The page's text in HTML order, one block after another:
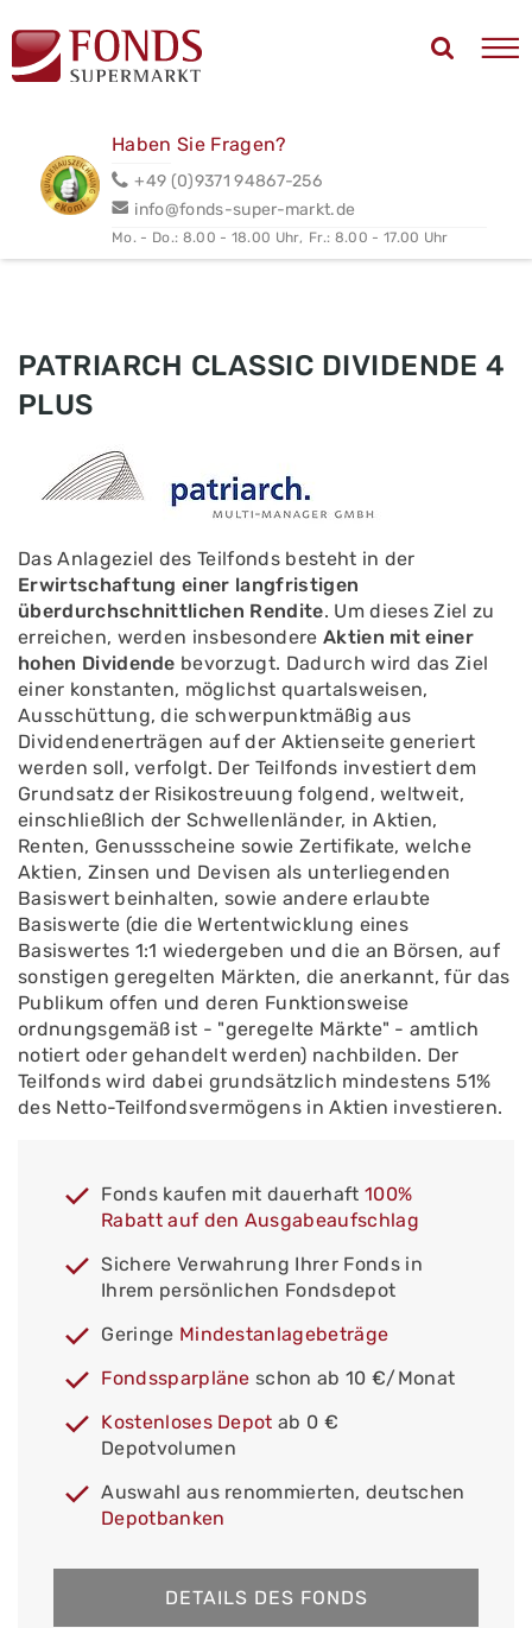
Haben Sie Fragen?
+49 (0)9371 94867-256
info@fonds-super-markt.de
Mo. - Do.: 8.00 - 18.00 Uhr, Fr.: 8.00 - 17.00 Uhr
PATRIARCH CLASSIC DIVIDENDE 4
PLUS
Das Anlageziel des Teilfonds besteht in der
Erwirtschaftung einer langfristigen
überdurchschnittlichen Rendite. Um dieses Ziel zu
erreichen, werden insbesondere Aktien mit einer
hohen Dividende bevorzugt. Dadurch wird das Ziel
einer konstanten, möglichst quartalsweisen,
Ausschüttung, die schwerpunktmäßig aus
Dividendenerträgen auf der Aktienseite generiert
werden soll, verfolgt. Der Teilfonds investiert dem
Grundsatz der Risikostreuung folgend, weltweit,
einschließlich der Schwellenländer, in Aktien,
Renten, Genussscheine sowie Zertifikate, welche
Aktien, Zinsen und Devisen als unterliegenden
Basiswert beinhalten, sowie andere erlaubte
Basiswerte (die die Wertentwicklung eines
Basiswertes 1:1 wiedergeben und die an Börsen, auf
sonstigen geregelten Märkten, die anerkannt, für das
Publikum offen und deren Funktionsweise
ordnungsgemäß ist - "geregelte Märkte" - amtlich
notiert oder gehandelt werden) nachbilden. Der
Teilfonds wird dabei grundsätzlich mindestens 51%
des Netto-Teilfondsvermögens in Aktien investieren.
Fonds kaufen mit dauerhaft 100%
Rabatt auf den Ausgabeaufschlag
Sichere Verwahrung Ihrer Fonds in
Ihrem persönlichen Fondsdepot
Geringe Mindestanlagebeträge
Fondssparpläne schon ab 10 €/Monat
Kostenloses Depot ab 0 €
Depotvolumen
Auswahl aus renommierten, deutschen
Depotbanken
DETAILS DES FONDS